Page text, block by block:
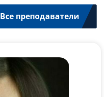
Все преподаватели